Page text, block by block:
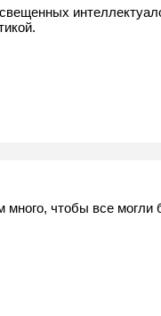
много, чтобы все могли